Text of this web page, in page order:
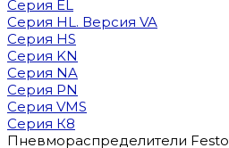
Серия EL
Серия HL. Версия VA
Серия HS
Серия KN
Серия NA
Серия PN
Серия VMS
Серия К8
Пневмораспределители Festo